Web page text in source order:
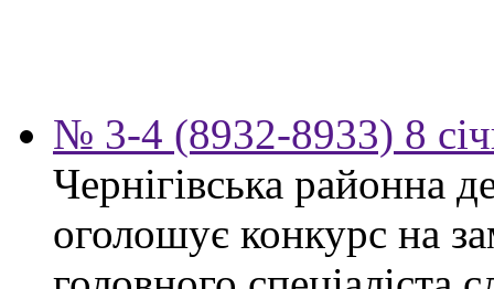
№ 3-4 (8932-8933) 8
Чернігівська районна
оголошує конкурс на